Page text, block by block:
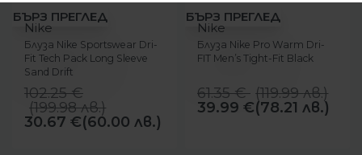
-70%
БЪРЗ ПРЕГЛЕД
Nike
Блуза Nike Sportswear Dri-
Fit Tech Pack Long Sleeve
Sand Drift
102.25€
(199.98лв.)
30.67 €(60.00 лв.)
-35%
БЪРЗ ПРЕГЛЕД
Nike
Блуза Nike Pro Warm Dri-
FIT Men’s Tight-Fit Black
61.35€ (119.99лв.)
39.99 €(78.21 лв.)